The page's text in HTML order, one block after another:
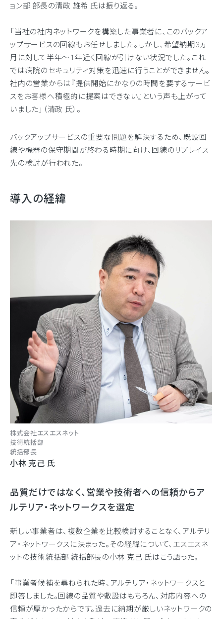
ョン部 部長の清政 雄希 氏は振り返る。
「当社の社内ネットワークを構築した事業者に、このバックア
ップサービスの回線もお任せしました。しかし、希望納期3ヵ
月に対して半年～1年近く回線が引けない状況でした。これ
では病院のセキュリティ対策を迅速に行うことができません。
社内の営業からは『提供開始にかなりの時間を要するサービ
スをお客様へ積極的に提案はできない』という声も上がって
いました」（清政 氏）。
バックアップサービスの重要な問題を解決するため、既設回
線や機器の保守期間が終わる時期に向け、回線のリプレイス
先の検討が行われた。
導入の経緯
品質だけではなく、営業や技術者への信頼からア
ルテリア・ネットワークスを選定
新しい事業者は、複数企業を比較検討することなく、アルテリ
ア・ネットワークスに決まった。その経緯について、エスエスネ
ットの技術統括部 統括部長の小林 克己 氏はこう語った。
「事業者候補を尋ねられた時、アルテリア・ネットワークスと
即答しました。回線の品質や敷設はもちろん、対応内容への
信頼が厚かったからです。過去に納期が厳しいネットワークの
株式会社エスエスネット
技術統括部
統括部長
小林 克己 氏